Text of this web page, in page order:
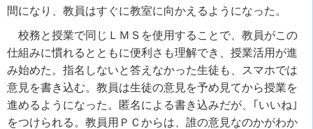
間になり、教員はすぐに教室に向かえるようになった。
校務と授業で同じＬＭＳを使用することで、教員がこの
仕組みに慣れるとともに便利さも理解でき、授業活用が進
み始めた。指名しないと答えなかった生徒も、スマホでは
意見を書き込む。教員は生徒の意見を予め見てから授業を
進めるようになった。匿名による書き込みだが、｢いいね｣
をつけられる。教員用ＰＣからは、誰の意見なのかがわか